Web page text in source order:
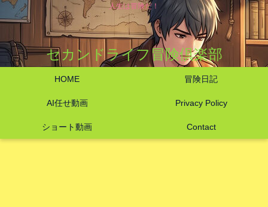
人生は冒険だ！
セカンドライフ冒険倶楽部
HOME 冒険日記
AI任せ動画 Privacy Policy
ショート動画 Contact